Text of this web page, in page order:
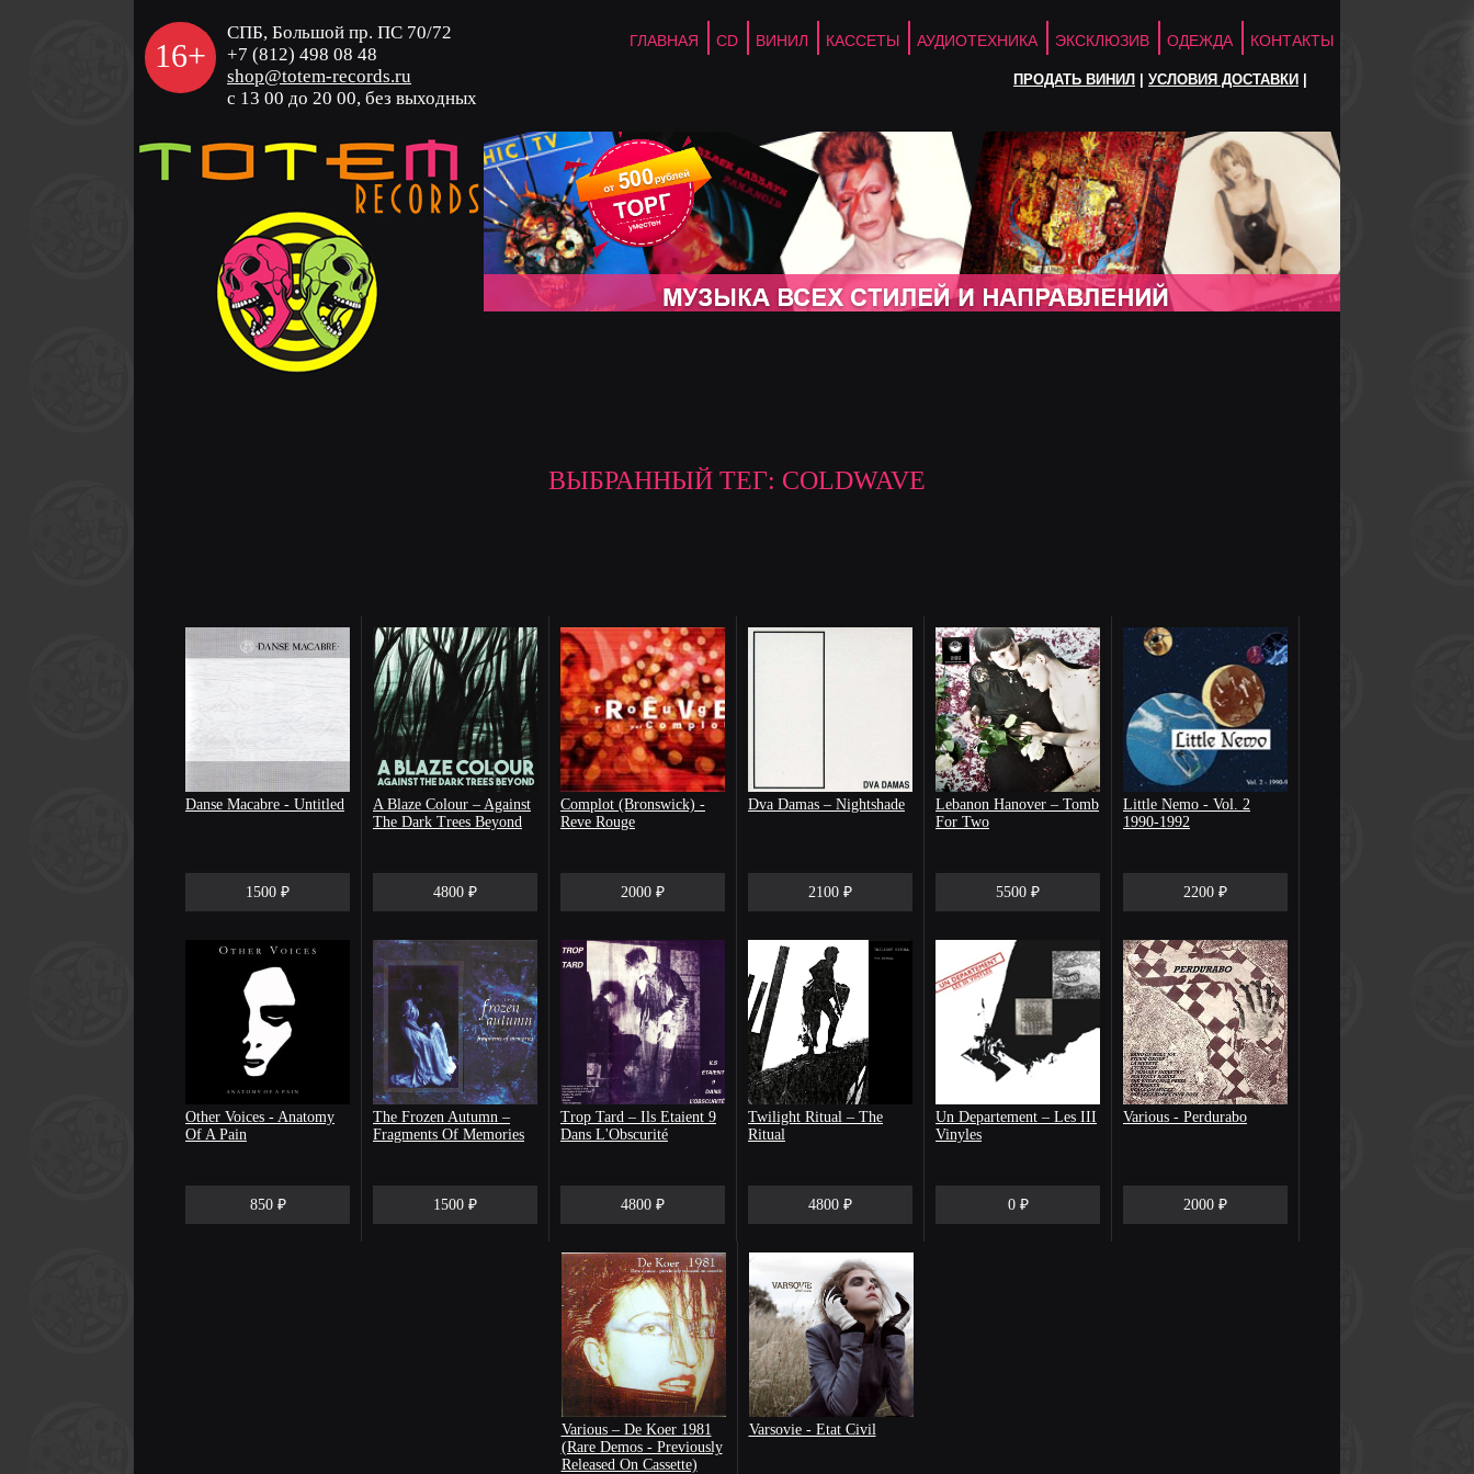
16+
СПБ, Большой пр. ПС 70/72
+7 (812) 498 08 48
shop@totem-records.ru
с 13 00 до 20 00, без выходных
ГЛАВНАЯ CD ВИНИЛ КАССЕТЫ АУДИОТЕХНИКА ЭКСКЛЮЗИВ ОДЕЖДА КОНТАКТЫ
ПРОДАТЬ ВИНИЛ УСЛОВИЯ ДОСТАВКИ
ВЫБРАННЫЙ ТЕГ: COLDWAVE
Danse Macabre - Untitled
1500 ₽
A Blaze Colour – Against
The Dark Trees Beyond
4800 ₽
Complot (Bronswick) -
Reve Rouge
2000 ₽
Dva Damas – Nightshade
2100 ₽
Lebanon Hanover – Tomb
For Two
5500 ₽
Little Nemo - Vol. 2
1990-1992
2200 ₽
Other Voices - Anatomy
Of A Pain
850 ₽
The Frozen Autumn –
Fragments Of Memories
1500 ₽
Trop Tard – Ils Etaient 9
Dans L'Obscurité
4800 ₽
Twilight Ritual – The
Ritual
4800 ₽
Un Departement – Les III
Vinyles
0 ₽
Various - Perdurabo
2000 ₽
Various – De Koer 1981
(Rare Demos - Previously
Released On Cassette)
Varsovie - Etat Civil